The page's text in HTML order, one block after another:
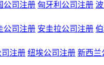
公司注册 匈牙利公司注册
公司注册 安圭拉公司注册
注册 纽埃公司注册 新西兰